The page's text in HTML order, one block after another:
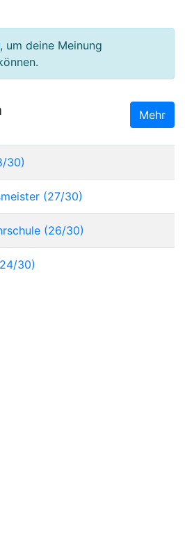
, um deine Meinung
Mehr
30)
(27/30)
(26/30)
30)